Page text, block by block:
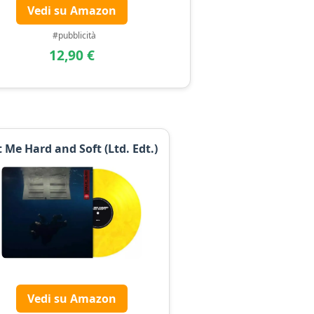
Vedi su Amazon
#pubblicità
12,90 €
Me Hard and Soft (Ltd. Edt.)
Vedi su Amazon